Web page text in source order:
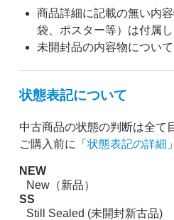
商品詳細に記載の無い内
袋、ポスター等）は付属し
未開封品の内容物につい
状態表記について
中古商品の状態の判断は全て
ご購入前に「 状態表記の詳細
NEW
New（新品）
SS
Still Sealed (未開封新古品)